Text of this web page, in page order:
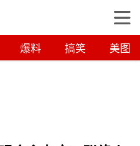
爆料 搞笑 美图